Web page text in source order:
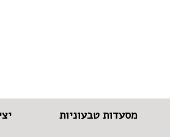
מסעדות טבעוניות